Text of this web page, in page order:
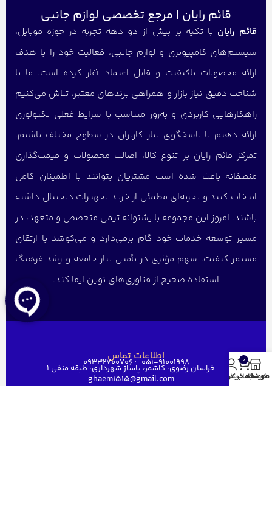
قائم رایان | مرجع تخصصی لوازم جانبی
قائم رایان با تکیه بر بیش از دو دهه تجربه در حوزه موبایل،
سیستم‌های کامپیوتری و لوازم جانبی، فعالیت خود را با هدف
ارائه محصولات باکیفیت و قابل اعتماد آغاز کرده است. ما با
شناخت دقیق نیاز بازار و همراهی برندهای معتبر، تلاش می‌کنیم
راهکارهایی کاربردی و به‌روز متناسب با شرایط فعلی تکنولوژی
ارائه دهیم تا پاسخگوی نیاز کاربران در سطوح مختلف باشیم.
تمرکز قائم رایان بر تنوع کالا، اصالت محصولات و قیمت‌گذاری
منصفانه باعث شده است مشتریان بتوانند با اطمینان کامل
انتخاب کنند و تجربه‌ای مطمئن از خرید تجهیزات دیجیتال داشته
باشند. امروز این مجموعه با پشتوانه تیمی متخصص و متعهد، در
مسیر توسعه خدمات خود گام برمی‌دارد و می‌کوشد با ارتقای
مستمر کیفیت، سهم مؤثری در تأمین نیاز جامعه و رشد فرهنگ
استفاده صحیح از فناوری‌های نوین ایفا کند.
اطلاعات تماس051-91001998 ؛؛ 09332700706
خراسان رضوی، کاشمر، پاساژ شهرداری، طبقه منفی ۱
ghaem1515@gmail.com منوفروشگاه
0
سبد خرید
حساب کاربری من